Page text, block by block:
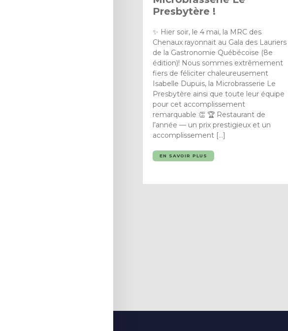
Presbytère !
✨ Hier soir, le 4 mai, la MRC des
Chenaux rayonnait au Gala des Lauriers
de la Gastronomie Québécoise (8e
édition)! Nous sommes extrêmement
fiers de féliciter chaleureusement
Isabelle Dupuis, la Microbrasserie Le
Presbytère ainsi que toute leur équipe
pour cet accomplissement
remarquable 👏 🏆 Restaurant de
l’année — un prix prestigieux et un
accomplissement […]
EN SAVOIR PLUS